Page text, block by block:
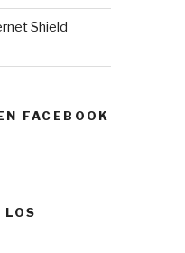
Shield
FACEBOOK
LOS